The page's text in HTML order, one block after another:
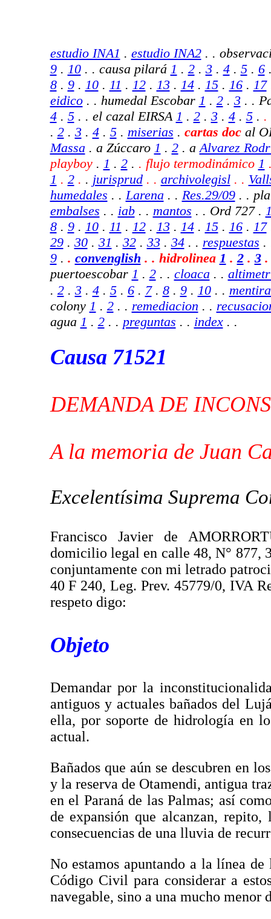
estudio INA1 . estudio INA2. .
9 . 10. . causa pilará 1 . 2. 3. 4. 5. 6
8. 9. 10. 11 . 12 . 13. 14. 15. 16. 17
eidico. . humedal Escobar 1 . 2. 3. .
4. 5. . el cazal EIRSA 1 . 2. 3 . 4. 5. .
. 2. 3. 4. 5. miserias . cartas doc al
Massa . a Zúccaro 1 . 2. aAlvarez
playboy. 1 . 2. . flujo termodinámico 1
1 . 2. . jurisprud. . archivolegisl. .
humedales . .Larena . . Res.29/09. .
embalses . . iab. . mantos . . Ord 727 .
8. 9. 10. 11 . 12. 13 . 14. 15. 16. 17
29. 30. 31 . 32. 33. 34. . respuestas .
9. . convenglish . . hidrolinea 1 .2. 3.
puertoescobar 1 . 2. . cloaca . .
. 2. 3. 4. 5. 6. 7. 8. 9. 10. .
colony 1 . 2. . remediacion . .
agua 1 . 2. . preguntas . . index. .
Causa 71521
DEMANDA DE
A la memoria de Juan
Excelentísima Suprema
Francisco Javier de
domicilio legal en calle 48, N° 877,
conjuntamente con mi letrado
40 F 240, Leg. Prev. 45779/0, IVA
respeto digo:
Objeto
Demandar por la
antiguos y actuales bañados del
ella, por soporte de hidrología en
actual.
Bañados que aún se descubren en
y la reserva de Otamendi, antigua
en el Paraná de las Palmas; así
de expansión que alcanzan,
consecuencias de una lluvia de
No estamos apuntando a la línea
Código Civil para considerar a
navegable, sino a una mucho menor